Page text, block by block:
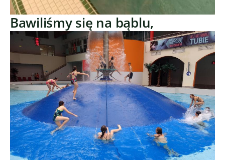
Bawiliśmy się na bąblu,